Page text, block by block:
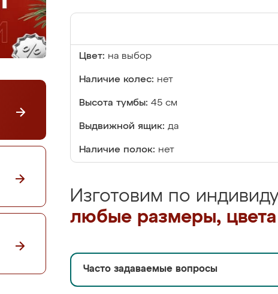
Цвет: на выбор
Наличие колес: нет
Высота тумбы: 45 см
Выдвижной ящик: да
Наличие полок: нет
Изготовим по
любые размеры,
Часто задаваемые вопросы